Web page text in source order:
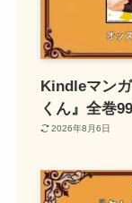
Kindleマン
くん』全巻
2026年8月6日